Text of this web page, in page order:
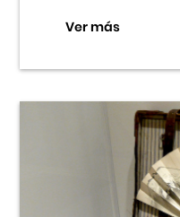
Ver más